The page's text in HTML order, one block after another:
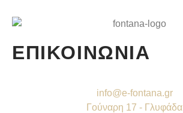
ΕΠΙΚΟΙΝΩΝΙΑ
info@e-fontana.gr
Γούναρη 17 - Γλυφάδα